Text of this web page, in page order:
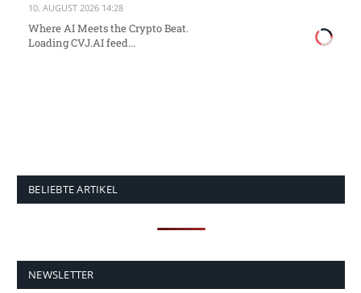
10. AUGUST 2026 14:28
Where AI Meets the Crypto Beat.
Loading CVJ.AI feed...
BELIEBTE ARTIKEL
NEWSLETTER